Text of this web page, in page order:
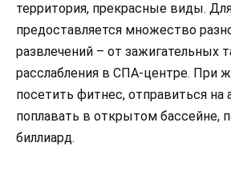
территория, прекрасные виды.
предоставляется множество
развлечений – от зажигательных
расслабления в СПА-центре. При
посетить фитнес, отправиться на
поплавать в открытом бассейне,
биллиард.